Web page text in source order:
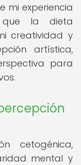
mi experiencia
que la dieta
creatividad y
artística,
para
cetogénica,
mental y